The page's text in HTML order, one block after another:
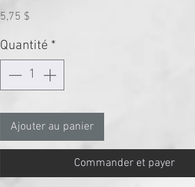
5,75 $
Quantité *
Ajouter au panier
Commander et payer